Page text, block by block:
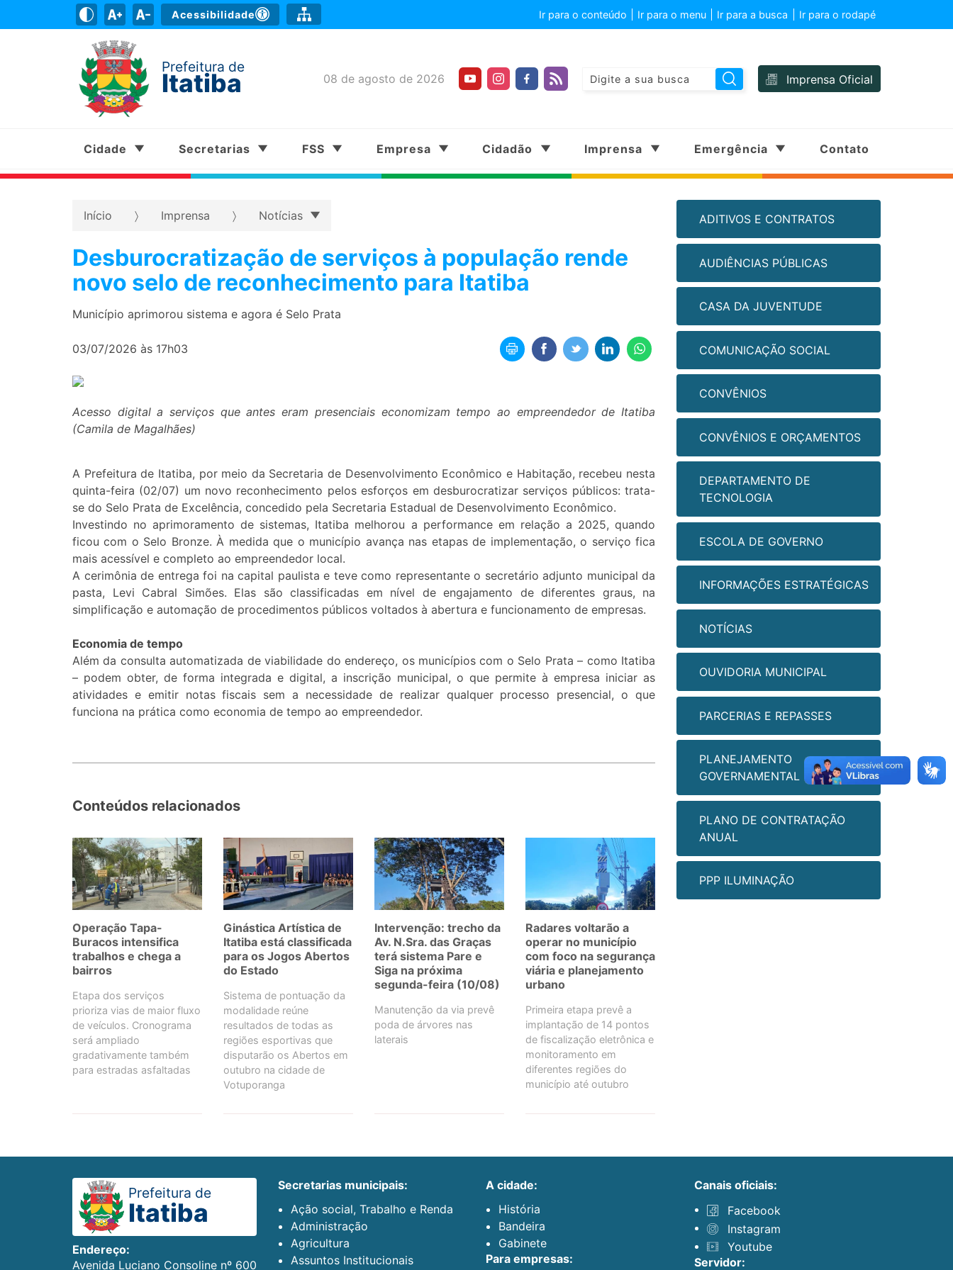
Acessibilidade Ir para o conteúdo Ir para o menu Ir para a busca Ir para o rodapé
Prefeitura de
Itatiba 08 de agosto de 2026 Imprensa Oficial
Cidade Secretarias FSS Empresa Cidadão Imprensa Emergência Contato
Início Imprensa Notícias
Desburocratização de serviços à população rende
novo selo de reconhecimento para Itatiba
Município aprimorou sistema e agora é Selo Prata
03/07/2026 às 17h03
Acesso digital a serviços que antes eram presenciais economizam tempo ao empreendedor de Itatiba
(Camila de Magalhães)
A Prefeitura de Itatiba, por meio da Secretaria de Desenvolvimento Econômico e Habitação, recebeu nesta
quinta-feira (02/07) um novo reconhecimento pelos esforços em desburocratizar serviços públicos: trata-
se do Selo Prata de Excelência, concedido pela Secretaria Estadual de Desenvolvimento Econômico.
Investindo no aprimoramento de sistemas, Itatiba melhorou a performance em relação a 2025, quando
ficou com o Selo Bronze. À medida que o município avança nas etapas de implementação, o serviço fica
mais acessível e completo ao empreendedor local.
A cerimônia de entrega foi na capital paulista e teve como representante o secretário adjunto municipal da
pasta, Levi Cabral Simões. Elas são classificadas em nível de engajamento de diferentes graus, na
simplificação e automação de procedimentos públicos voltados à abertura e funcionamento de empresas.
Economia de tempo
Além da consulta automatizada de viabilidade do endereço, os municípios com o Selo Prata – como Itatiba
– podem obter, de forma integrada e digital, a inscrição municipal, o que permite à empresa iniciar as
atividades e emitir notas fiscais sem a necessidade de realizar qualquer processo presencial, o que
funciona na prática como economia de tempo ao empreendedor.
Conteúdos relacionados
Operação Tapa-
Buracos intensifica
trabalhos e chega a
bairros
Etapa dos serviços
prioriza vias de maior fluxo
de veículos. Cronograma
será ampliado
gradativamente também
para estradas asfaltadas
Ginástica Artística de
Itatiba está classificada
para os Jogos Abertos
do Estado
Sistema de pontuação da
modalidade reúne
resultados de todas as
regiões esportivas que
disputarão os Abertos em
outubro na cidade de
Votuporanga
Intervenção: trecho da
Av. N.Sra. das Graças
terá sistema Pare e
Siga na próxima
segunda-feira (10/08)
Manutenção da via prevê
poda de árvores nas
laterais
Radares voltarão a
operar no município
com foco na segurança
viária e planejamento
urbano
Primeira etapa prevê a
implantação de 14 pontos
de fiscalização eletrônica e
monitoramento em
diferentes regiões do
município até outubro
ADITIVOS E CONTRATOS
AUDIÊNCIAS PÚBLICAS
CASA DA JUVENTUDE
COMUNICAÇÃO SOCIAL
CONVÊNIOS
CONVÊNIOS E ORÇAMENTOS
DEPARTAMENTO DE
TECNOLOGIA
ESCOLA DE GOVERNO
INFORMAÇÕES ESTRATÉGICAS
NOTÍCIAS
OUVIDORIA MUNICIPAL
PARCERIAS E REPASSES
PLANEJAMENTO
GOVERNAMENTAL
PLANO DE CONTRATAÇÃO
ANUAL
PPP ILUMINAÇÃO
Prefeitura de
Itatiba
Endereço:
Avenida Luciano Consoline nº 600
secretarias municipais:
Ação social, Trabalho e Renda
Administração
Agricultura
Assuntos Institucionais
a cidade:
História
Bandeira
Gabinete
para empresas:
canais oficiais:
Facebook
Instagram
Youtube
servidor: